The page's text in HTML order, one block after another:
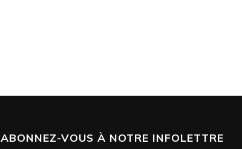
ABONNEZ-VOUS À NOTRE INFOLETTRE